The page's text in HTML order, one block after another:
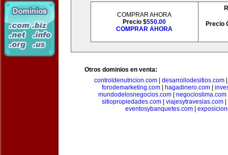
COMPRAR AHORA
Precio $550.00
COMPRAR AHORA
Precio
Otros dominios en venta:
controldenutricion.com
desarrollodesitios.com
forodemarketing.com| hagadinero.com|
mundodelosnegocios.com| negocioslima.com
sitiopropiedades.com| viajesytravesias.com|
eventosybanquetes.com